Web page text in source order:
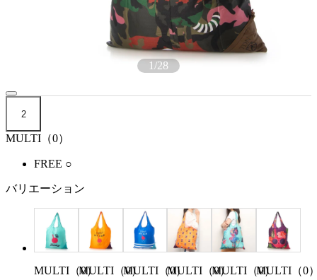
1/28
2
MULTI（0）
FREE ○
バリエーション
MULTI（0）MULTI（0）MULTI（0）MULTI（0）MULTI（0）MULTI（0